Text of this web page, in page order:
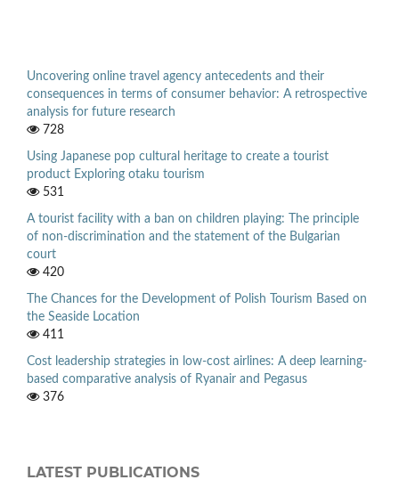
Uncovering online travel agency antecedents and their
consequences in terms of consumer behavior: A retrospective
analysis for future research
728
Using Japanese pop cultural heritage to create a tourist
product Exploring otaku tourism
531
A tourist facility with a ban on children playing: The principle
of non-discrimination and the statement of the Bulgarian
court
420
The Chances for the Development of Polish Tourism Based on
the Seaside Location
411
Cost leadership strategies in low-cost airlines: A deep learning-
based comparative analysis of Ryanair and Pegasus
376
LATEST PUBLICATIONS